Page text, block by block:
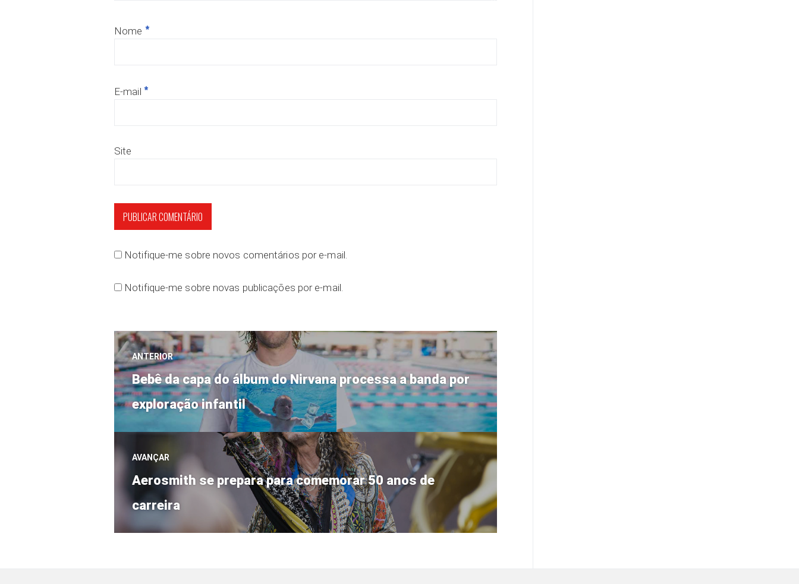
Nome *
E-mail *
Site
Notifique-me sobre novos comentários por e-mail.
Notifique-me sobre novas publicações por e-mail.
Navegação
de
Post
ANTERIOR
Post
anterior:
Bebê da capa do álbum do Nirvana processa a banda por
exploração infantil
AVANÇAR
Próximo
post:
Aerosmith se prepara para comemorar 50 anos de
carreira